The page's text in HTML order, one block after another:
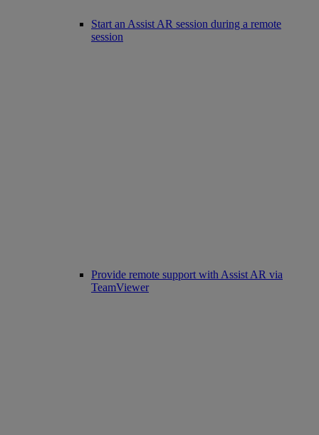
Start an Assist AR session during a remote
session
Provide remote support with Assist AR via
TeamViewer